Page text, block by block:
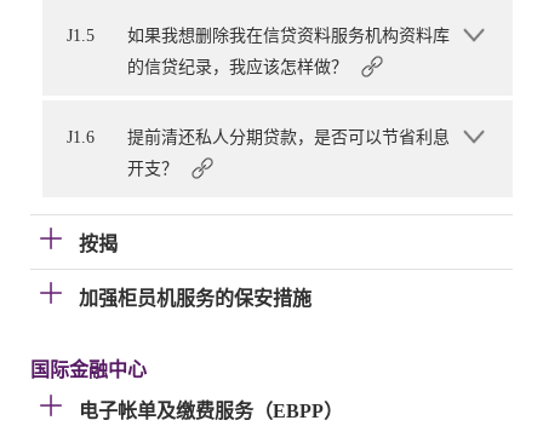
J1.5
如果我想删除我在信贷资料服务机构资料库
的信贷纪录，我应该怎样做？
J1.6
提前清还私人分期贷款，是否可以节省利息
开支？
按揭
加强柜员机服务的保安措施
国际金融中心
电子帐单及缴费服务（EBPP）